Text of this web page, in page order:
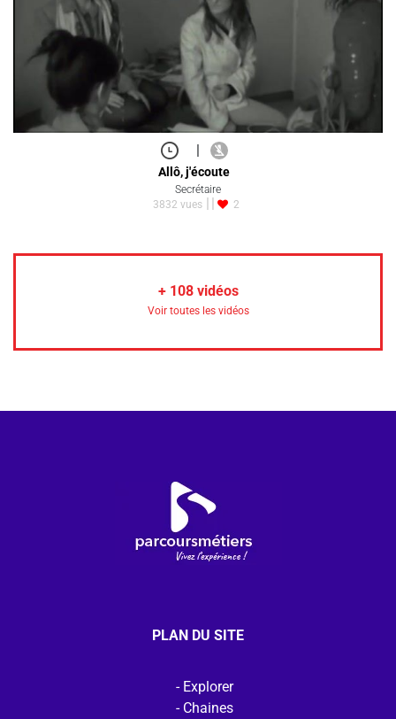
|
Allô, j'écoute
Secrétaire
3832 vues
2
+ 108vidéos
Voir toutes les vidéos
PLAN DU SITE
Explorer
Chaines